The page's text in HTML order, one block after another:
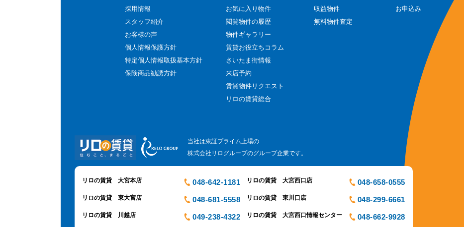
採用情報
スタッフ紹介
お客様の声
個人情報保護方針
特定個人情報取扱基本方針
保険商品勧誘方針
お気に入り物件
閲覧物件の履歴
物件ギャラリー
賃貸お役立ちコラム
さいたま街情報
来店予約
賃貸物件リクエスト
リロの賃貸総合
収益物件
無料物件査定
お申込み
当社は東証プライム上場の
株式会社リログループのグループ企業です。
リロの賃貸 大宮本店 048-642-1181 リロの賃貸 大宮西口店 048-658-0555
リロの賃貸 東大宮店 048-681-5558 リロの賃貸 東川口店 048-299-6661
リロの賃貸 川越店 049-238-4322 リロの賃貸 大宮西口情報センター 048-662-9928